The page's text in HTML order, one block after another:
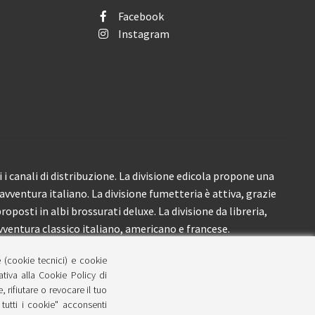
Facebook
Instagram
di distribuzione. La divisione edicola propone una
italiano. La divisione fumetteria è attiva, grazie
in albi brossurati deluxe. La divisione da libreria,
classico italiano, americano e francese.
(cookie tecnici) e cookie
alla Cookie Policy di
rifiutare o revocare il tuo
i cookie" acconsenti